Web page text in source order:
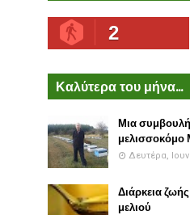
2
Καλύτερα του μήνα...
Μια
μελισσοκόμο
Δευτέρα,
Διάρκεια
μελιού